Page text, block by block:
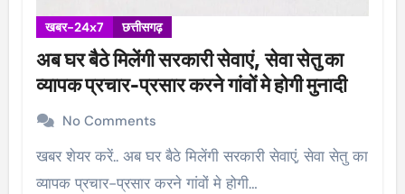
खबर-24x7 छत्तीसगढ़
अब घर बैठे मिलेंगी सरकारी सेवाएं, सेवा सेतु का
व्यापक प्रचार-प्रसार करने गांवों मे होगी मुनादी
No Comments
खबर शेयर करें.. अब घर बैठे मिलेंगी सरकारी सेवाएं, सेवा सेतु का
व्यापक प्रचार-प्रसार करने गांवों मे होगी…